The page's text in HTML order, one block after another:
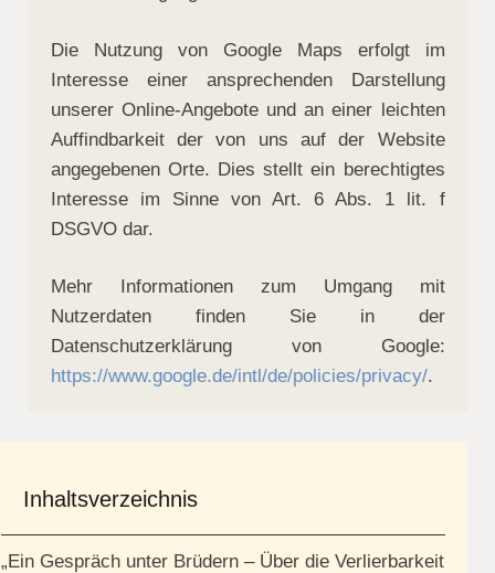
Die Nutzung von Google Maps erfolgt im
Interesse einer ansprechenden Darstellung
unserer Online-Angebote und an einer leichten
Auffindbarkeit der von uns auf der Website
angegebenen Orte. Dies stellt ein berechtigtes
Interesse im Sinne von Art. 6 Abs. 1 lit. f
DSGVO dar.
Mehr Informationen zum Umgang mit
Nutzerdaten finden Sie in der
Datenschutzerklärung von Google:
https://www.google.de/intl/de/policies/privacy/.
Inhaltsverzeichnis
„Ein Gespräch unter Brüdern – Über die Verlierbarkeit